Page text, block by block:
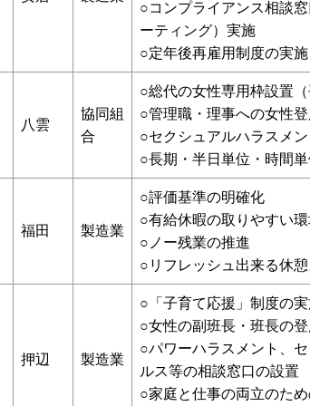
○コンプライアンス相談
ーティング）実施
○定年後再雇用制度の実
八雲
協同組
合
○総代の女性専用枠設置
○管理職・理事への女性登
○セクシュアルハラスメ
○長期・半日単位・時間
福田 製造業
○評価基準の明確化
○有給休暇の取りやすい環
○ノー残業の推進
○リフレッシュ出来る休
押辺 製造業
○「子育て応援」制度の
○女性の副班長・班長の登
○パワーハラスメント、
ルス等の相談窓口の設置
○家庭と仕事の両立のた